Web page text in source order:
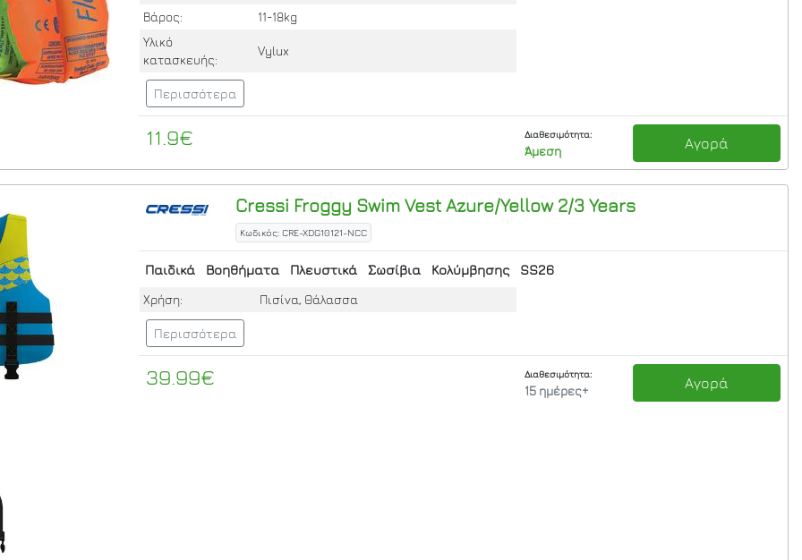
Βάρος:
11-18kg
Υλικό
κατασκευής:
Vylux
Περισσότερα
11.9€ Διαθεσιμότητα:
Άμεση Αγορά
Cressi Froggy Swim Vest Azure/Yellow 2/3 Years
Κωδικός: CRE-XDG10121-NCC
Παιδικά Βοηθήματα Πλευστικά Σωσίβια Κολύμβησης SS26
Χρήση: Πισίνα, Θάλασσα
Περισσότερα
39.99€ Διαθεσιμότητα:
15 ημέρες+ Αγορά